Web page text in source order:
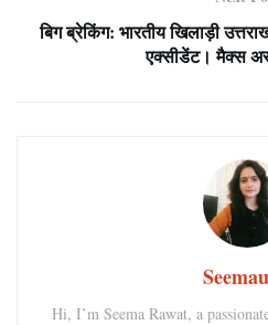
बिग ब्रेकिंग: भारतीय खिलाड़ी
एक्सीडेंट। मैक्‍स
Hi, I’m Seema Rawat, a